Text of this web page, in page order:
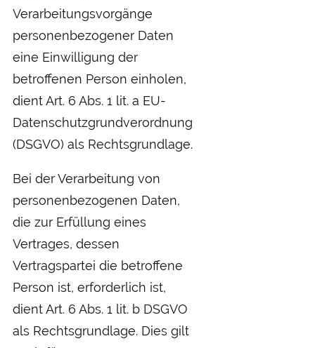
Verarbeitungsvorgänge
personenbezogener Daten
eine Einwilligung der
betroffenen Person einholen,
dient Art. 6 Abs. 1 lit. a EU-
Datenschutzgrundverordnung
(DSGVO) als Rechtsgrundlage.
Bei der Verarbeitung von
personenbezogenen Daten,
die zur Erfüllung eines
Vertrages, dessen
Vertragspartei die betroffene
Person ist, erforderlich ist,
dient Art. 6 Abs. 1 lit. b DSGVO
als Rechtsgrundlage. Dies gilt